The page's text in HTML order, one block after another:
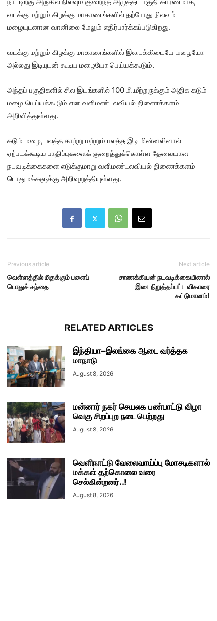
வடக்கு மற்றும் கிழக்கு மாகாணங்களில் தற்போது நிலவும்
மழையுடனான வானிலை மேலும் எதிர்பார்க்கப்படுகிறது.
வடக்கு மற்றும் கிழக்கு மாகாணங்களில் இடைக்கிடையே மழையோ
அல்லது இடியுடன் கூடிய மழையோ பெய்யக்கூடும்.
அந்தப் பகுதிகளில் சில இடங்களில் 100 மி.மீற்றருக்கும் அதிக கடும்
மழை பெய்யக்கூடும் என வளிமண்டலவியல் திணைக்களம்
அறிவித்துள்ளது.
கடும் மழை, பலத்த காற்று மற்றும் பலத்த இடி மின்னலினால்
ஏற்படக்கூடிய பாதிப்புகளைக் குறைத்துக்கொள்ள தேவையான
நடவடிக்கைகளை எடுக்குமாறு வளிமண்டலவியல் திணைக்களம்
பொதுமக்களுக்கு அறிவுறுத்தியுள்ளது.
Previous article
வெள்ளத்தில் மிதக்கும் பளைப்
பொதுச் சந்தை
Next article
சாணக்கியன் நடவடிக்கையினால்
இடைநிறுத்தப்பட்ட விகாரை
கட்டுமானம்!
RELATED ARTICLES
இந்தியா–இலங்கை ஆடை வர்த்தக
மாநாடு
August 8, 2026
மன்னார் நகர் செயலக பண்பாட்டு விழா
வெகு சிறப்புற நடைபெற்றது
August 8, 2026
வெளிநாட்டு வேலைவாய்ப்பு மோசடிகளால்
மக்கள் தற்கொலை வரை
செல்கின்றனர்..!
August 8, 2026